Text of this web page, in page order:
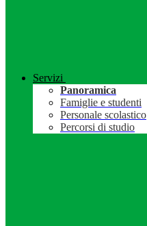
Servizi
Panoramica
Famiglie e studenti
Personale scolastico
Percorsi di studio